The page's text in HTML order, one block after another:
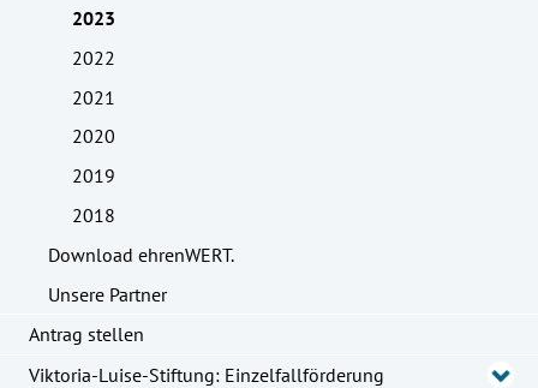
2023
2022
2021
2020
2019
2018
Download ehrenWERT.
Unsere Partner
Antrag stellen
Viktoria-Luise-Stiftung: Einzelfallförderung